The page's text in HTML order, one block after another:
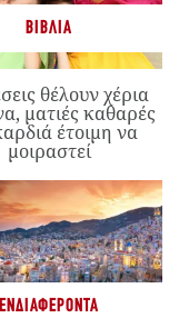
ΒΙΒΛΊΑ
θέλουν χέρια
ματιές καθαρές
έτοιμη να
μοιραστεί
ΕΝΔΙΑΦΈΡΟΝΤΑ